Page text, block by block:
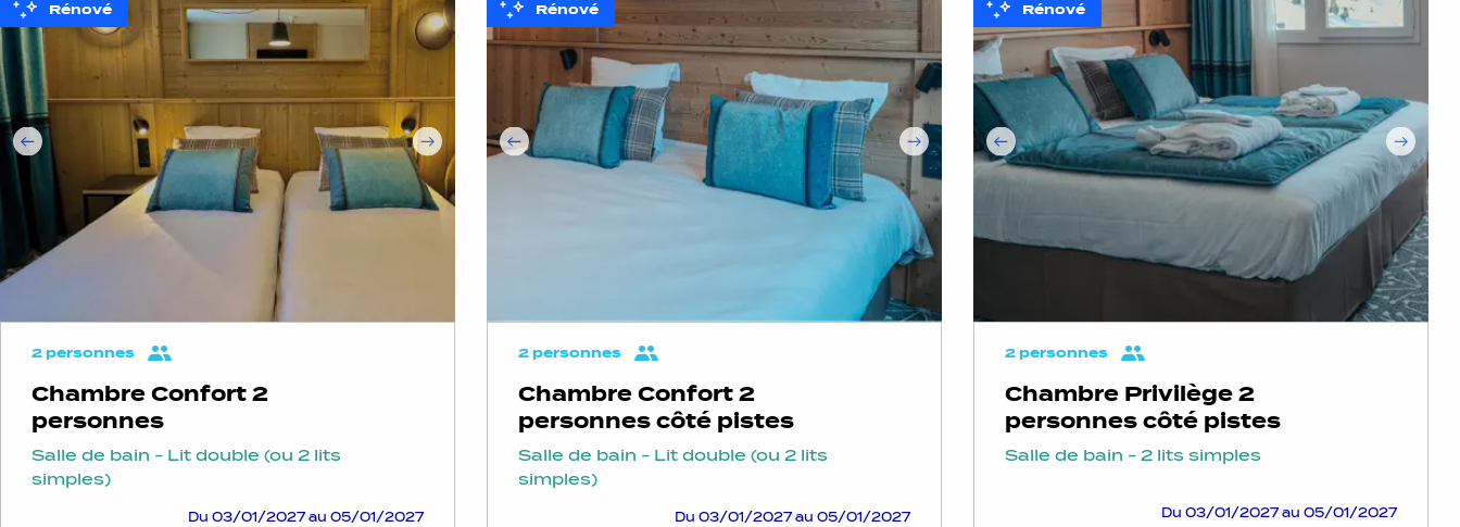
Rénové
2 personnes
Chambre Confort 2
personnes
Salle de bain - Lit double (ou 2 lits
simples)
Du 03/01/2027 au 05/01/2027
Rénové
2 personnes
Chambre Confort 2
personnes côté pistes
Salle de bain - Lit double (ou 2 lits
simples)
Du 03/01/2027 au 05/01/2027
Rénové
2 personnes
Chambre Privilège 2
personnes côté pistes
Salle de bain - 2 lits simples
Du 03/01/2027 au 05/01/2027